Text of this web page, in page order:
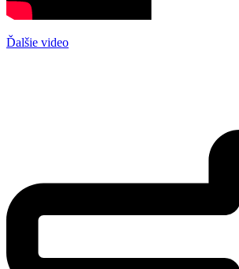
Ďalšie video